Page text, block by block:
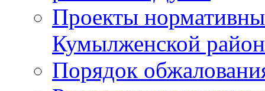
Проекты
Кумылженской
Порядок